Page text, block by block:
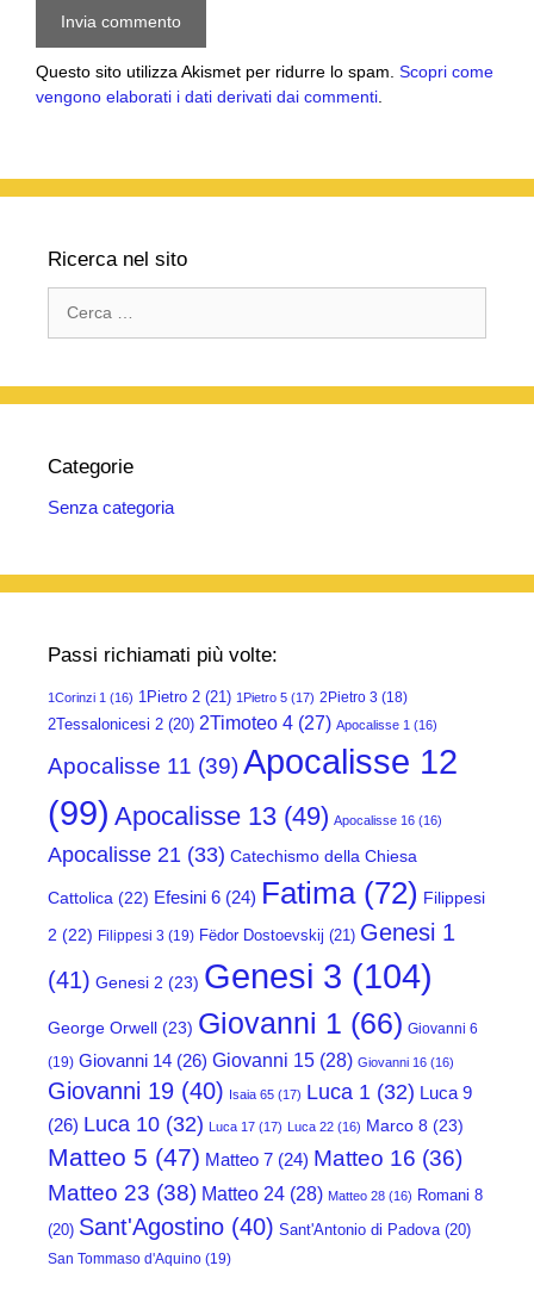
Questo sito utilizza Akismet per ridurre lo spam. Scopri come
vengono elaborati i dati derivati dai commenti.
Ricerca nel sito
per:
Categorie
Senza categoria
Passi richiamati più volte:
1Corinzi 1 (16) 1Pietro 2 (21) 1Pietro 5 (17) 2Pietro 3 (18)
2Tessalonicesi 2 (20) 2Timoteo 4 (27) Apocalisse 1 (16)
Apocalisse 11 (39)Apocalisse 12
(99) Apocalisse 13 (49) Apocalisse 16 (16)
Apocalisse 21 (33) Catechismo della Chiesa
Cattolica (22) Efesini 6 (24) Fatima(72) Filippesi
2 (22) Filippesi 3 (19) Fëdor Dostoevskij (21) Genesi 1
(41) Genesi 2 (23) Genesi 3 (104)
George Orwell (23) Giovanni 1 (66) Giovanni 6
(19) Giovanni 14 (26) Giovanni 15 (28) Giovanni 16 (16)
Giovanni 19 (40) Isaia 65 (17) Luca 1 (32) Luca 9
(26) Luca 10 (32) Luca 17 (17) Luca 22 (16) Marco 8 (23)
Matteo 5 (47) Matteo 7 (24) Matteo 16 (36)
Matteo 23 (38) Matteo 24 (28) Matteo 28 (16) Romani 8
(20) Sant'Agostino (40) Sant'Antonio di Padova(20)
San Tommaso d'Aquino (19)